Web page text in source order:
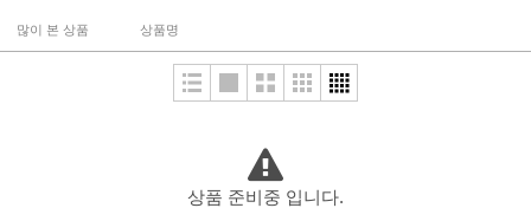
많이 본 상품 상품명
상품 준비중 입니다.